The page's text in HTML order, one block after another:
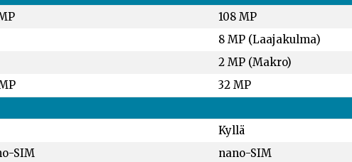
108 MP
8 MP (Laajakulma)
2 MP (Makro)
32 MP
Kyllä
SIM nano-SIM